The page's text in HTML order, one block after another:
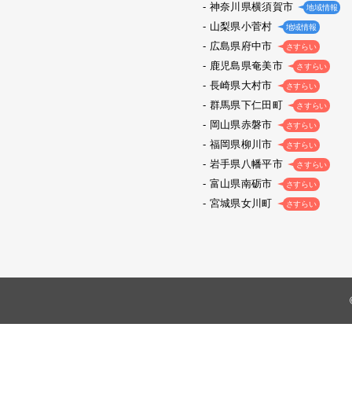
神奈川県横須賀市 地域情報
山梨県小菅村 地域情報
広島県府中市 さすらい
鹿児島県奄美市 さすらい
長崎県大村市 さすらい
群馬県下仁田町 さすらい
岡山県赤磐市 さすらい
福岡県柳川市 さすらい
岩手県八幡平市 さすらい
富山県南砺市 さすらい
宮城県女川町 さすらい